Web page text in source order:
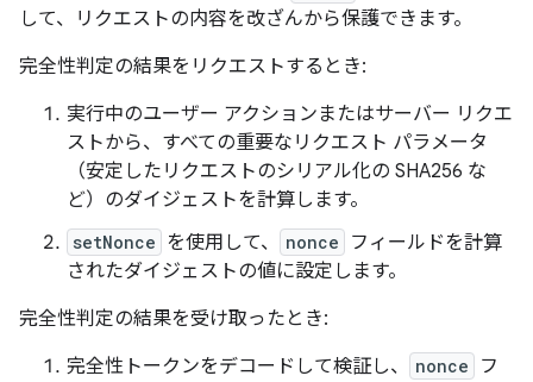
して、リクエストの内容を改ざんから保護できます。
完全性判定の結果をリクエストするとき:
実行中のユーザー アクションまたはサーバー リクエ
ストから、すべての重要なリクエスト パラメータ
（安定したリクエストのシリアル化の SHA256 な
ど）のダイジェストを計算します。
setNonce を使用して、 nonce
フィールドを計算
されたダイジェストの値に設定します。
完全性判定の結果を受け取ったとき:
完全性トークンをデコードして検証し、
nonce
フ